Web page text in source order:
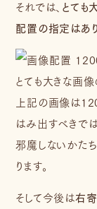
それでは、 とても
配置の指定はあ
とても大きな画像
上記の画像は
はみ出すべきで
邪魔しないかた
ります。
そして今後は右